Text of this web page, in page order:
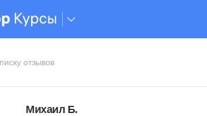
отзывов
Михаил Б.